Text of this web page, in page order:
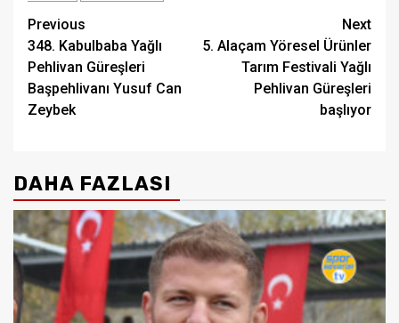
Post
navigation
Previous
348. Kabulbaba Yağlı
Pehlivan Güreşleri
Başpehlivanı Yusuf Can
Zeybek
Next
5. Alaçam Yöresel Ürünler
Tarım Festivali Yağlı
Pehlivan Güreşleri
başlıyor
DAHA FAZLASI